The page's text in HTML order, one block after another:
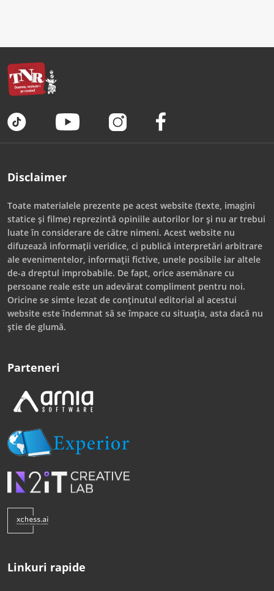
Disclaimer
Toate materialele prezente pe acest website (texte, imagini
statice și filme) reprezintă opiniile autorilor lor și nu ar trebui
luate în considerare de către nimeni. Acest website nu
difuzează informații veridice, ci publică interpretări arbitrare
ale evenimentelor, informații fictive, unele posibile iar altele
de-a dreptul improbabile. De fapt, orice asemănare cu
persoane reale este un adevărat compliment pentru noi.
Oricine se simte lezat de conținutul editorial al acestui
website este îndemnat să se împace cu situația, asta dacă nu
știe de glumă.
Parteneri
Linkuri rapide